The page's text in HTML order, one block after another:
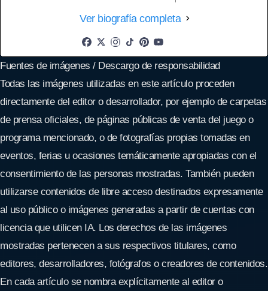
Ver biografía completa
Fuentes de imágenes / Descargo de responsabilidad
Todas las imágenes utilizadas en este artículo proceden
directamente del editor o desarrollador, por ejemplo de carpetas
de prensa oficiales, de páginas públicas de venta del juego o
programa mencionado, o de fotografías propias tomadas en
eventos, ferias u ocasiones temáticamente apropiadas con el
consentimiento de las personas mostradas. También pueden
utilizarse contenidos de libre acceso destinados expresamente
al uso público o imágenes generadas a partir de cuentas con
licencia que utilicen IA. Los derechos de las imágenes
mostradas pertenecen a sus respectivos titulares, como
editores, desarrolladores, fotógrafos o creadores de contenidos.
En cada artículo se nombra explícitamente al editor o